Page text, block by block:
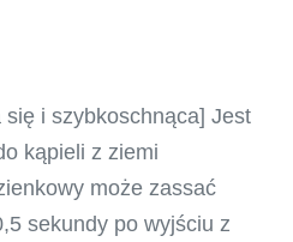
i szybkoschnąca] Jest
kąpieli z ziemi
może zassać
sekundy po wyjściu z